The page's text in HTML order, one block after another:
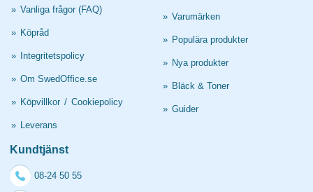
» Vanliga frågor (FAQ)
» Köpråd
» Integritetspolicy
» Om SwedOffice.se
» Köpvillkor / Cookiepolicy
» Leverans
» Varumärken
» Populära produkter
» Nya produkter
» Bläck & Toner
» Guider
Kundtjänst
08-24 50 55